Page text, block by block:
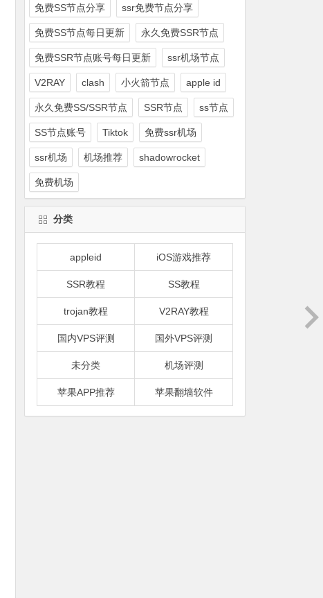
免费SS节点分享 ssr免费节点分享
免费SS节点每日更新 永久免费SSR节点
免费SSR节点账号每日更新 ssr机场节点
V2RAY clash 小火箭节点 apple id
永久免费SS/SSR节点 SSR节点 ss节点
SS节点账号 Tiktok 免费ssr机场
ssr机场 机场推荐 shadowrocket
免费机场
分类
appleid iOS游戏推荐
SSR教程 SS教程
trojan教程 V2RAY教程
国内VPS评测 国外VPS评测
未分类 机场评测
苹果APP推荐 苹果翻墙软件